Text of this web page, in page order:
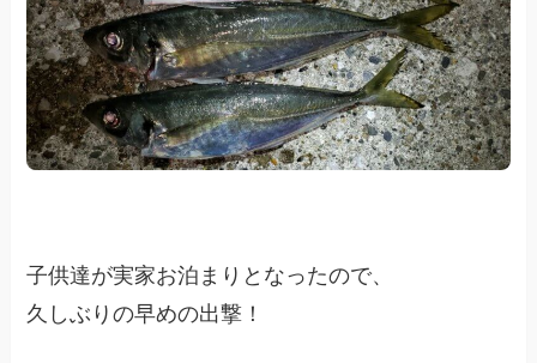
子供達が実家お泊まりとなったので、
久しぶりの早めの出撃！